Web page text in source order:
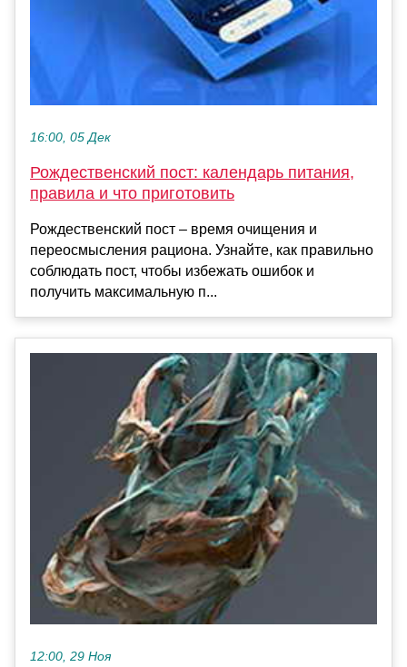
16:00, 05 Дек
Рождественский пост: календарь питания,
правила и что приготовить
Рождественский пост – время очищения и
переосмысления рациона. Узнайте, как правильно
соблюдать пост, чтобы избежать ошибок и
получить максимальную п...
12:00, 29 Ноя